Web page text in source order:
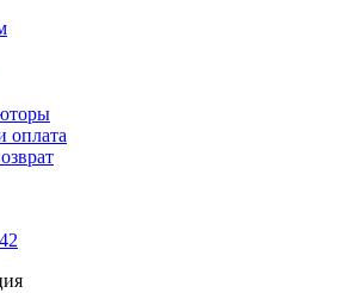
оплата